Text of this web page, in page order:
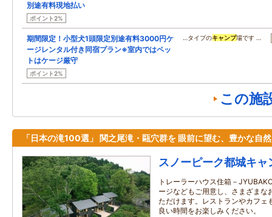
別途有料現地払い
ポイント2%
期間限定！小型犬1頭限定別途有料3000円ケ
ージレンタル付き同宿プラン※室内ではペッ
トはケージ厳守
ポイント2%
…タイプのキャンプ場です …
この施
「日本の滝100選」 関之尾滝・甌穴群を 眼前に望む、豊かな自
スノーピーク都城キャ
トレーラーハウス住箱－
ージなどもご用意し、さまざまな
ただけます。レストランやカフェ
良い時間をお楽しみください。